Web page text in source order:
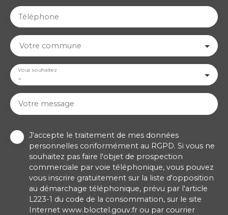
Téléphone
Votre commune
-
Vous souhaitez
Votre message
J'accepte le traitement de mes données
personnelles conformément au RGPD. Si vous ne
souhaitez pas faire l'objet de prospection
commerciale par voie téléphonique, vous pouvez
vous inscrire gratuitement sur la liste d'opposition
au démarchage téléphonique, prévu par l'article
L223-1 du code de la consommation, sur le site
Internet www.bloctel.gouv.fr ou par courrier